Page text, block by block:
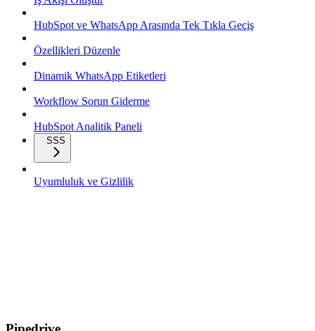
HubSpot ve WhatsApp Arasında Tek Tıkla Geçiş
Özellikleri Düzenle
Dinamik WhatsApp Etiketleri
Workflow Sorun Giderme
HubSpot Analitik Paneli
SSS
Uyumluluk ve Gizlilik